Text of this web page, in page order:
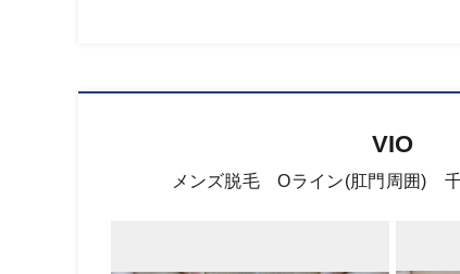
VIO
メンズ脱毛 Oライン(肛門周囲)